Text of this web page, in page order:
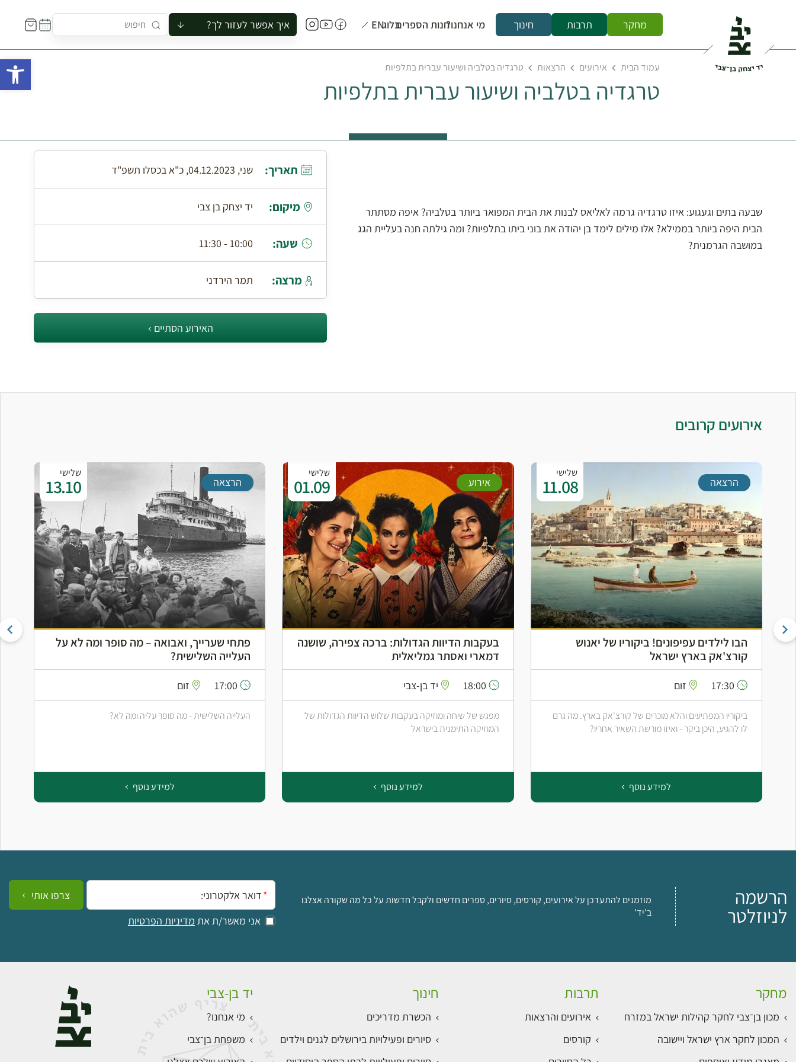
מחקר תרבות חינוך מי אנחנו?חנות הספריםבלוגEN איך אפשר לעזור לך?
להזמין סיור לקבוצה
לתאם ביקור בצריף
עמוד הבית אירועים הרצאות טרגדיה בטלביה ושיעור עברית בתלפיות
טרגדיה בטלביה ושיעור עברית בתלפיות
שבעה בתים וגעגוע: איזו טרגדיה גרמה לאליאס לבנות את הבית המפואר ביותר בטלביה? איפה מסתתר
הבית היפה ביותר בממילא? אלו מילים לימד בן יהודה את בוני ביתו בתלפיות? ומה גילתה חנה בעליית הגג
במושבה הגרמנית?
תאריך: שני, 04.12.2023, כ"א בכסלו תשפ"ד
מיקום: יד יצחק בן צבי
שעה: 10:00 - 11:30
מרצה: תמר הירדני
האירוע הסתיים
אירועים קרובים
שלישי
11.08 הרצאה
הבו לילדים עפיפונים! ביקוריו של יאנוש
קורצ'אק בארץ ישראל
17:30 זום
ביקוריו המפתיעים והלא מוכרים של קורצ'אק בארץ. מה גרם
לו להגיע, היכן ביקר - ואיזו מורשת השאיר אחריו?
למידע נוסף
שלישי
01.09 אירוע
בעקבות הדיוות הגדולות: ברכה צפירה, שושנה
דמארי ואסתר גמליאלית
יד בן-צבי
מפגש של שיחה ומוזיקה בעקבות שלוש הדיוות הגדולות של
המוזיקה התימנית בישראל
למידע נוסף
שלישי
13.10 הרצאה
פתחי שערייך, ואבואה – מה סופר ומה לא על
העלייה השלישית?
17:00 זום
העלייה השלישית - מה סופר עליה ומה לא?
למידע נוסף
הרשמה
לניוזלטר
מוזמנים להתעדכן על אירועים, קורסים, סיורים, ספרים חדשים ולקבל חדשות על כל מה שקורה אצלנו
ב'יד'
אימייל:
אני מאשר/ת את מדיניות הפרטיות
צרפו אותי
מחקר
מכון בן־צבי לחקר קהילות ישראל במזרח
המכון לחקר ארץ ישראל ויישובה
תרבות
אירועים והרצאות
קורסים
חינוך
הכשרת מדריכים
סיורים ופעילויות בירושלים לגנים וילדים
יד בן-צבי
מי אנחנו?
משפחת בן־צבי